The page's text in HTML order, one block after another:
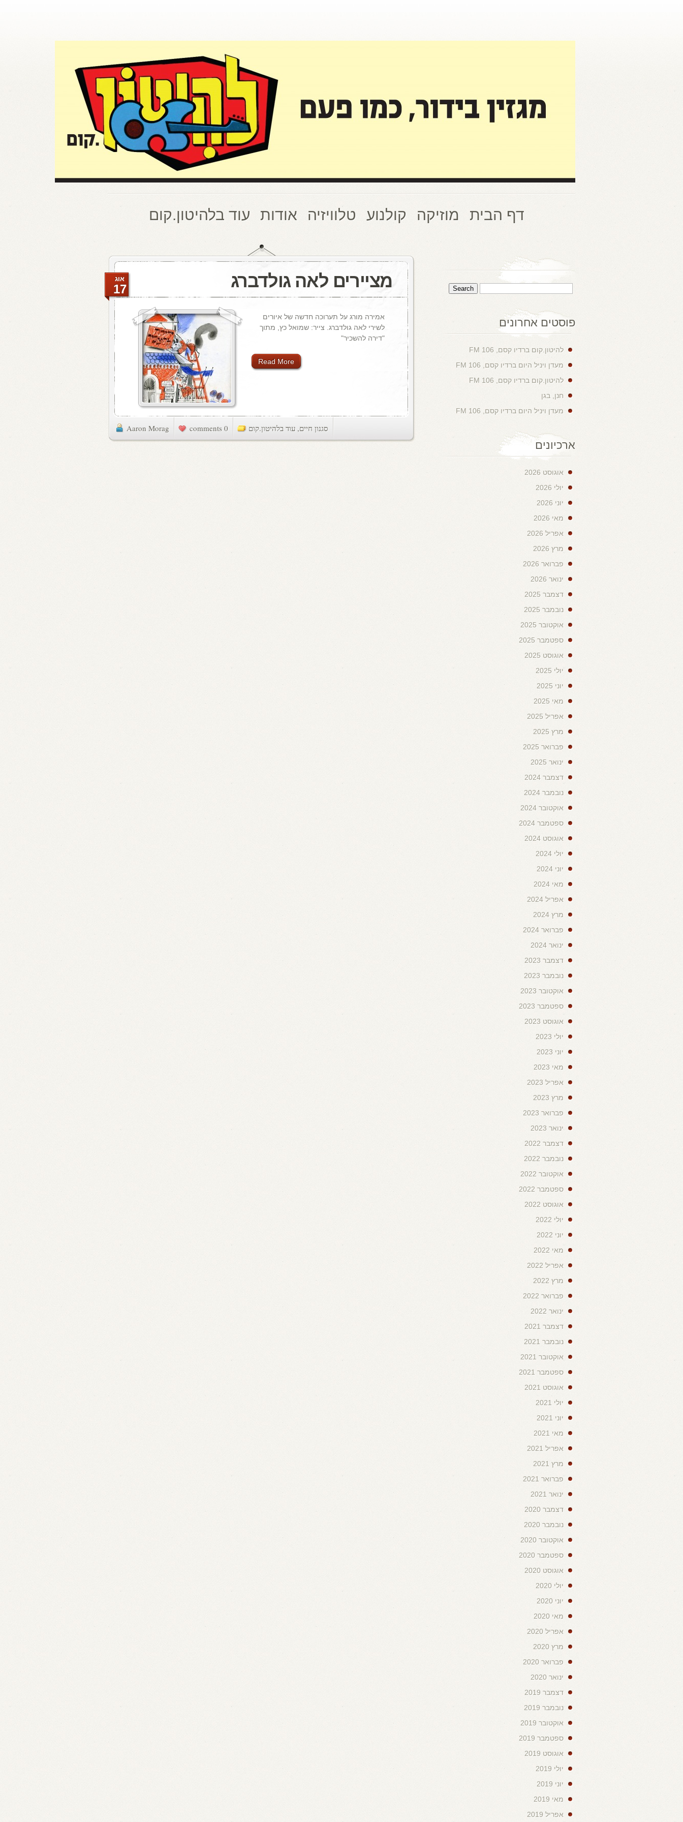
דף הבית מוזיקה קולנוע טלוויזיה אודות עוד בלהיטון.קום
מציירים לאה גולדברג אוג
17
אמירה מורג על תערוכה חדשה של איורים
לשירי לאה גולדברג. צייר: שמואל כץ, מתוך
"דירה להשכיר"
Read More
Aaron Morag 0 comments סגנון חיים, עוד בלהיטון.קום
פוסטים אחרונים
להיטון.קום ברדיו קסם, 106 FM
מעדן ויניל היום ברדיו קסם, 106 FM
להיטון.קום ברדיו קסם, 106 FM
חנן, בגן
מעדן ויניל היום ברדיו קסם, 106 FM
ארכיונים
אוגוסט 2026
יולי 2026
יוני 2026
מאי 2026
אפריל 2026
מרץ 2026
פברואר 2026
ינואר 2026
דצמבר 2025
נובמבר 2025
אוקטובר 2025
ספטמבר 2025
אוגוסט 2025
יולי 2025
יוני 2025
מאי 2025
אפריל 2025
מרץ 2025
פברואר 2025
ינואר 2025
דצמבר 2024
נובמבר 2024
אוקטובר 2024
ספטמבר 2024
אוגוסט 2024
יולי 2024
יוני 2024
מאי 2024
אפריל 2024
מרץ 2024
פברואר 2024
ינואר 2024
דצמבר 2023
נובמבר 2023
אוקטובר 2023
ספטמבר 2023
אוגוסט 2023
יולי 2023
יוני 2023
מאי 2023
אפריל 2023
מרץ 2023
פברואר 2023
ינואר 2023
דצמבר 2022
נובמבר 2022
אוקטובר 2022
ספטמבר 2022
אוגוסט 2022
יולי 2022
יוני 2022
מאי 2022
אפריל 2022
מרץ 2022
פברואר 2022
ינואר 2022
דצמבר 2021
נובמבר 2021
אוקטובר 2021
ספטמבר 2021
אוגוסט 2021
יולי 2021
יוני 2021
מאי 2021
אפריל 2021
מרץ 2021
פברואר 2021
ינואר 2021
דצמבר 2020
נובמבר 2020
אוקטובר 2020
ספטמבר 2020
אוגוסט 2020
יולי 2020
יוני 2020
מאי 2020
אפריל 2020
מרץ 2020
פברואר 2020
ינואר 2020
דצמבר 2019
נובמבר 2019
אוקטובר 2019
ספטמבר 2019
אוגוסט 2019
יולי 2019
יוני 2019
מאי 2019
אפריל 2019